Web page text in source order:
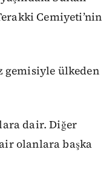
Cemiyeti’nin
gemisiyle ülkeden
dair. Diğer
olanlara başka